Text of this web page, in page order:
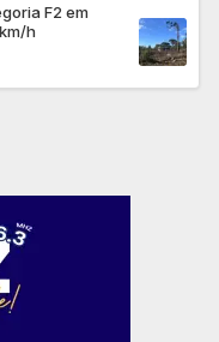
F2 em
h